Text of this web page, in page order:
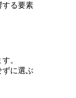
する要素
。
ずに選ぶ